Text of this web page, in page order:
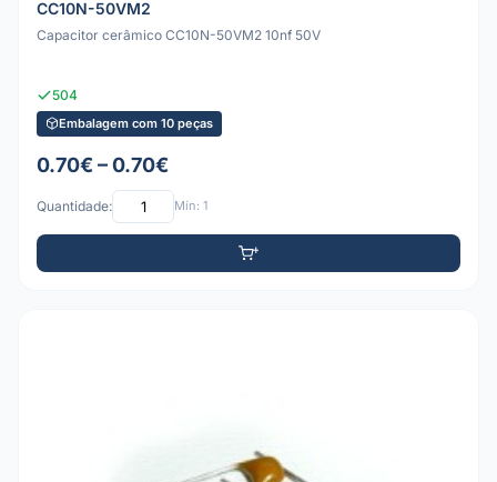
CC10N-50VM2
Capacitor cerâmico CC10N-50VM2 10nf 50V
504
Embalagem com 10 peças
0.70€ – 0.70€
Quantidade: Mín: 1